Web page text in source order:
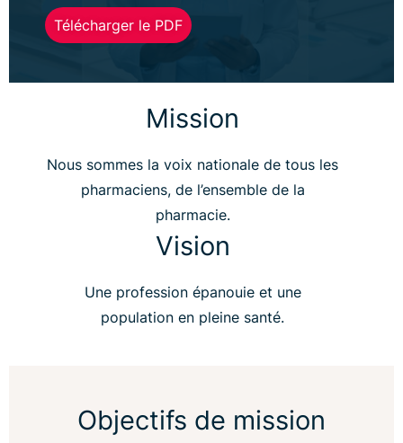
Télécharger le PDF
Mission
Nous sommes la voix nationale de tous les
pharmaciens, de l’ensemble de la
pharmacie.
Vision
Une profession épanouie et une
population en pleine santé.
Objectifs de mission